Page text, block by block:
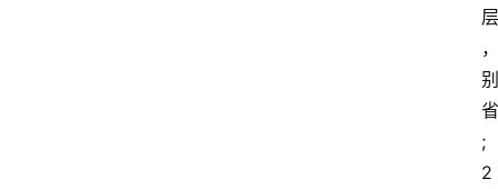
层
，
别
省
;
2